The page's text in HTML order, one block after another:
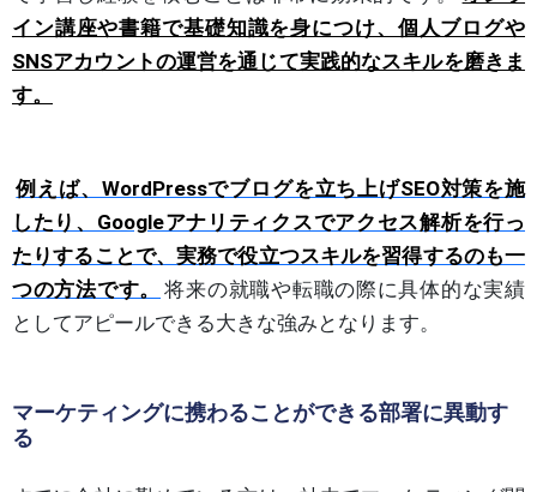
イン講座や書籍で基礎知識を身につけ、個人ブログや
SNSアカウントの運営を通じて実践的なスキルを磨きま
す。
例えば、WordPressでブログを立ち上げSEO対策を施
したり、Googleアナリティクスでアクセス解析を行っ
たりすることで、実務で役立つスキルを習得するのも一
つの方法です。
将来の就職や転職の際に具体的な実績
としてアピールできる大きな強みとなります。
マーケティングに携わることができる部署に異動す
る